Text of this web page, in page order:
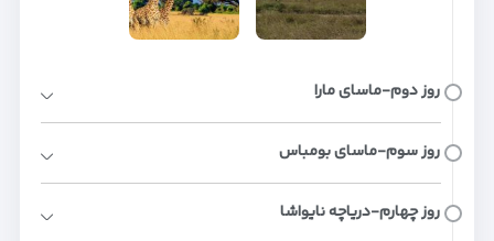
روز دوم-ماسای مارا
روز سوم-ماسای بومباس
روز چهارم-دریاچه نایواشا